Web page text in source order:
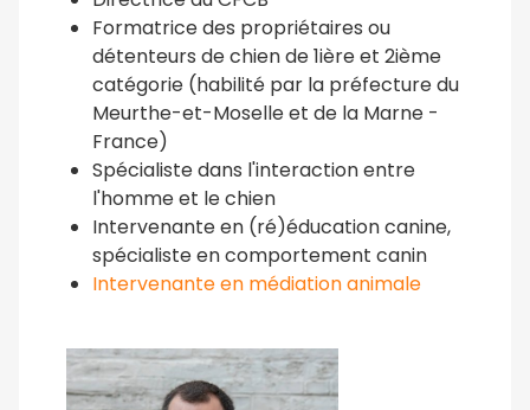
Formatrice des propriétaires ou
détenteurs de chien de 1ière et 2ième
catégorie (habilité par la préfecture du
Meurthe-et-Moselle et de la Marne -
France)
Spécialiste dans l'interaction entre
l'homme et le chien
Intervenante en (ré)éducation canine,
spécialiste en comportement canin
Intervenante en médiation animale